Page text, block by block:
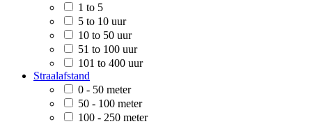
1 to 5
5 to 10 uur
10 to 50 uur
51 to 100 uur
101 to 400 uur
Straalafstand
0 - 50 meter
50 - 100 meter
100 - 250 meter